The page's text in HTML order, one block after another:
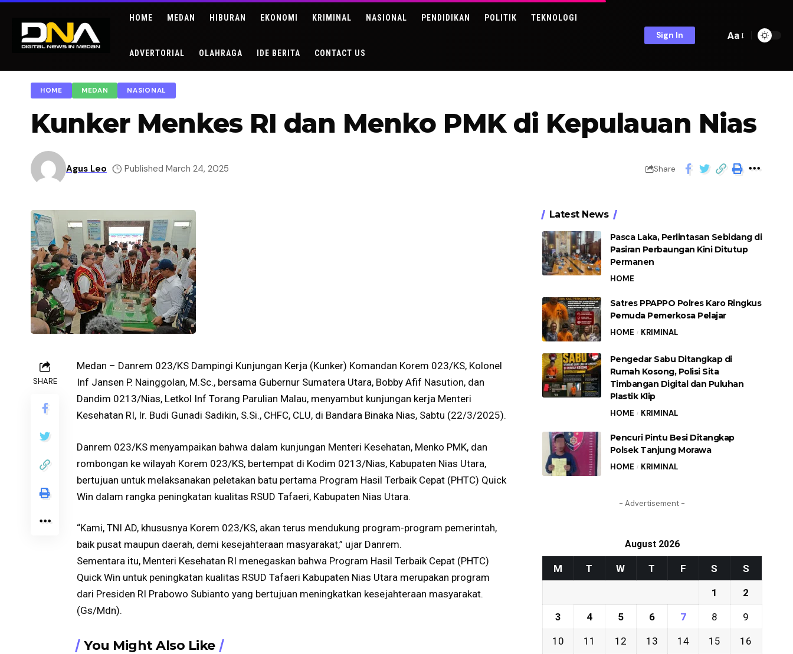
HOME MEDAN HIBURAN EKONOMI KRIMINAL NASIONAL PENDIDIKAN POLITIK TEKNOLOGI
ADVERTORIAL OLAHRAGA IDE BERITA CONTACT US
Sign In Aa
HOME MEDAN NASIONAL
Kunker Menkes RI dan Menko PMK di Kepulauan Nias
Agus Leo Published March 24, 2025 Share
SHARE
Medan – Danrem 023/KS Dampingi Kunjungan Kerja (Kunker) Komandan Korem 023/KS, Kolonel
Inf Jansen P. Nainggolan, M.Sc., bersama Gubernur Sumatera Utara, Bobby Afif Nasution, dan
Dandim 0213/Nias, Letkol Inf Torang Parulian Malau, menyambut kunjungan kerja Menteri
Kesehatan RI, Ir. Budi Gunadi Sadikin, S.Si., CHFC, CLU, di Bandara Binaka Nias, Sabtu (22/3/2025).
Danrem 023/KS menyampaikan bahwa dalam kunjungan Menteri Kesehatan, Menko PMK, dan
rombongan ke wilayah Korem 023/KS, bertempat di Kodim 0213/Nias, Kabupaten Nias Utara,
bertujuan untuk melaksanakan peletakan batu pertama Program Hasil Terbaik Cepat (PHTC) Quick
Win dalam rangka peningkatan kualitas RSUD Tafaeri, Kabupaten Nias Utara.
“Kami, TNI AD, khususnya Korem 023/KS, akan terus mendukung program-program pemerintah,
baik pusat maupun daerah, demi kesejahteraan masyarakat,” ujar Danrem.
Sementara itu, Menteri Kesehatan RI menegaskan bahwa Program Hasil Terbaik Cepat (PHTC)
Quick Win untuk peningkatan kualitas RSUD Tafaeri Kabupaten Nias Utara merupakan program
dari Presiden RI Prabowo Subianto yang bertujuan meningkatkan kesejahteraan masyarakat.
(Gs/Mdn).
You Might Also Like
Latest News
Pasca Laka, Perlintasan Sebidang di
Pasiran Perbaungan Kini Ditutup
Permanen
HOME
Satres PPAPPO Polres Karo Ringkus
Pemuda Pemerkosa Pelajar
HOME KRIMINAL
Pengedar Sabu Ditangkap di
Rumah Kosong, Polisi Sita
Timbangan Digital dan Puluhan
Plastik Klip
HOME KRIMINAL
Pencuri Pintu Besi Ditangkap
Polsek Tanjung Morawa
HOME KRIMINAL
- Advertisement -
August 2026
M T W T F S S
1 2
3 4 5 6 7 8 9
10 11 12 13 14 15 16